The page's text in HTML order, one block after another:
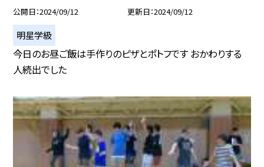
公開日 2024/09/12 更新日 2024/09/12
明星学級
今日のお昼ご飯は手作りのピザとポトフです おかわりする
人続出でした